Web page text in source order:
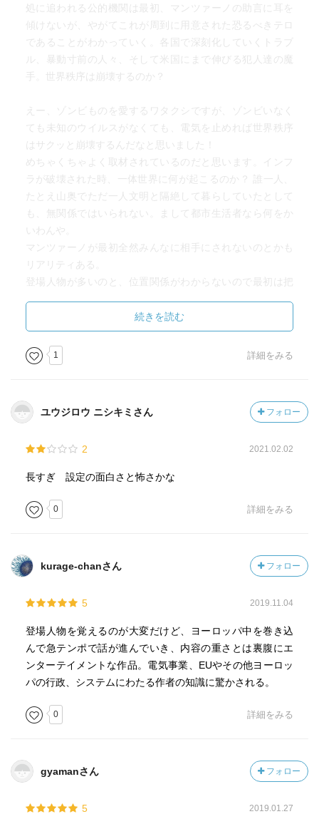
処に追われる公的機関は最初、マンツァーノの助言に耳を
傾けないが、やがてこれが周到に用意された恐るべきテロ
であることがわかっていく。各国で深刻化していくトラブ
ル、暴動寸前の人々、そして米国にまで伸びる犯人達の魔
手。世界秩序は崩壊するのか？
えー、ゾンビものを愛するワタクシですが、ゾンビいなく
ても未知のウイルスがなくても、電気を止めれば世界秩序
はサクッと崩壊するんだなと思いました！
めちゃくちゃよく取材されているのだと思います。インフ
ラが破壊された時、一体世界に何が起こるのか？ 誰一人、
たとえ山奥でただ一人文明と隔絶して暮らしていたとして
も、無関係ではいられない。まして都市生活者なら何をか
いわんや。
マンツァーノが最初全然みんなに相手にされないのとかも
リアリティある。
登場人物が多いのと、位置関係がわからないので最初は把
思います。マンツァーノ色んな目に遭いすぎだけど、それ
も起こりうる様々な状況の描写のためかと思われ。
最初の方で、災害マニュアルとかを公的機関の人達も実は
読むといい！そしたら、真面目にマニュアル読んで置こう
って思うと思います。
続きを読む
1 詳細をみる
ユウジロウ ニシキミさん フォロー
2 2021.02.02
長すぎ 設定の面白さと怖さかな
0 詳細をみる
kurage-chanさん フォロー
5 2019.11.04
登場人物を覚えるのが大変だけど、ヨーロッパ中を巻き込
んで急テンポで話が進んでいき、内容の重さとは裏腹にエ
ンターテイメントな作品。電気事業、EUやその他ヨーロッ
パの行政、システムにわたる作者の知識に驚かされる。
0 詳細をみる
gyamanさん フォロー
5 2019.01.27